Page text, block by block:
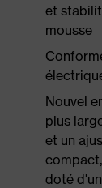
et
mousse
Nouvel
plus
et un
doté